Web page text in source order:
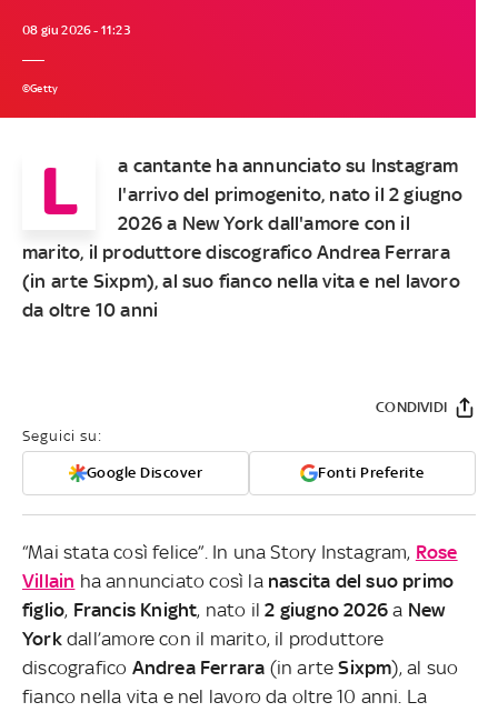
08 giu 2026 - 11:23
©Getty
L
a cantante ha annunciato su Instagram
l'arrivo del primogenito, nato il 2 giugno
2026 a New York dall'amore con il
marito, il produttore discografico Andrea Ferrara
(in arte Sixpm), al suo fianco nella vita e nel lavoro
da oltre 10 anni
Seguici su:
Google Discover Fonti Preferite
CONDIVIDI
“Mai stata così felice”. In una Story Instagram, Rose
Villain ha annunciato così la nascita del suo primo
figlio, Francis Knight, nato il2 giugno 2026 a New
Yorkdall’amore con il marito, il produttore
discografico Andrea Ferrara (in arteSixpm), al suo
fianco nella vita e nel lavoro da oltre 10 anni. La